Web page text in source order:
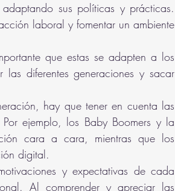
sus políticas y prácticas.
laboral y fomentar un ambiente
que estas se adapten a los
diferentes generaciones y sacar
hay que tener en cuenta las
ejemplo, los Baby Boomers y la
cara a cara, mientras que los
digital.
y expectativas de cada
Al comprender y apreciar las